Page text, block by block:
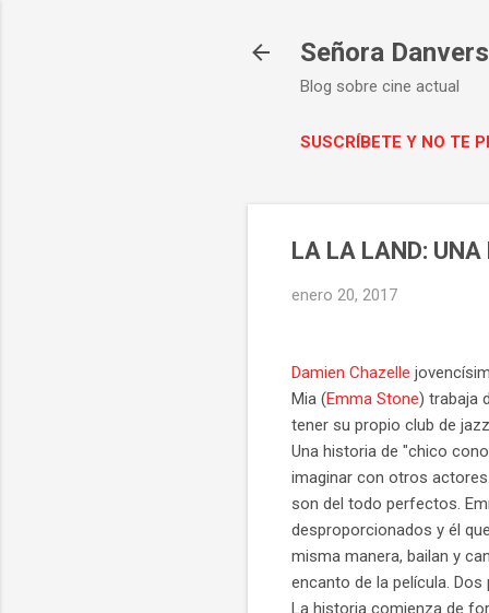
Señora
Blog sobre cine actual
SUSCRÍBETE Y NO TE
LA LA LAND:
enero 20, 2017
Damien Chazelle
Mia (Emma Stone) trabaja
tener su propio club de
Una historia de "chico
imaginar con otros
son del todo perfectos.
desproporcionados y él
misma manera, bailan y
encanto de la película.
La historia comienza de